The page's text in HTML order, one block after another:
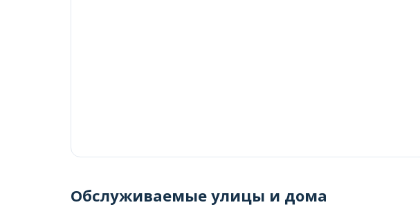
Обслуживаемые улицы и дома